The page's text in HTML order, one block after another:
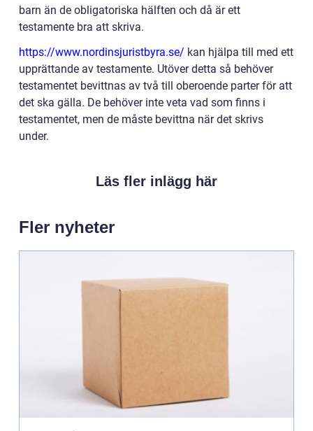
barn än de obligatoriska hälften och då är ett
testamente bra att skriva.
https://www.nordinsjuristbyra.se/ kan hjälpa till med ett
upprättande av testamente. Utöver detta så behöver
testamentet bevittnas av två till oberoende parter för att
det ska gälla. De behöver inte veta vad som finns i
testamentet, men de måste bevittna när det skrivs
under.
Läs fler inlägg här
Fler nyheter